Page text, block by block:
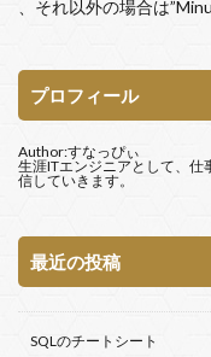
、それ以外の場合は
プロフィール
Author:すなっぴぃ
生涯ITエンジニアとして、仕
信していきます。
最近の投稿
SQLのチートシート
アクションクエリ
Sikulix
SELECT
Python